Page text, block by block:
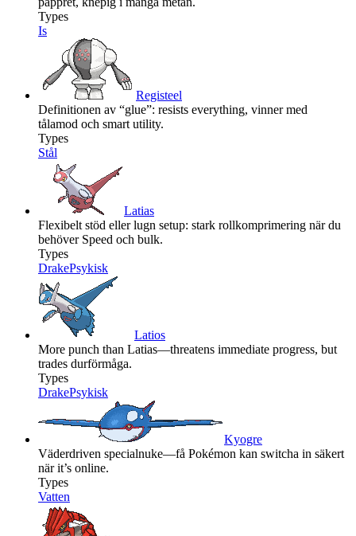
Types
Is
Registeel
Definitionen av “glue”: resists everything, vinner med
tålamod och smart utility.
Types
Stål
Latias
Flexibelt stöd eller lugn setup: stark rollkomprimering när du
behöver Speed och bulk.
Types
DrakePsykisk
Latios
More punch than Latias—threatens immediate progress, but
trades durförmåga.
Types
DrakePsykisk
Kyogre
Väderdriven specialnuke—få Pokémon kan switcha in säkert
när it’s online.
Types
Vatten